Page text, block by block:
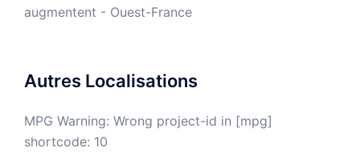
augmentent - Ouest-France
Autres Localisations
MPG Warning: Wrong project-id in [mpg]
shortcode: 10